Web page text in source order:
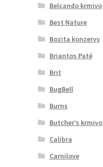
Belcando krmivo
Best Nature
Bozita konzervy
Briantos Paté
Brit
BugBell
Burns
Butcher’s krmivo
Calibra
Carnilove